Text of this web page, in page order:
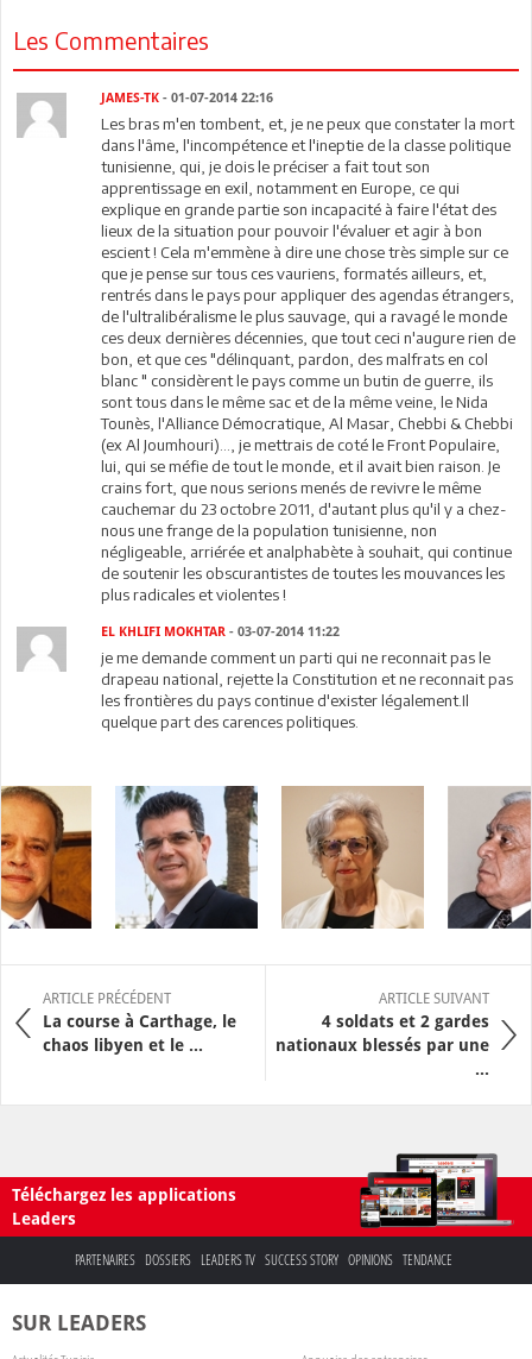
Les Commentaires
JAMES-TK - 01-07-2014 22:16
Les bras m'en tombent, et, je ne peux que constater la mort
dans l'âme, l'incompétence et l'ineptie de la classe politique
tunisienne, qui, je dois le préciser a fait tout son
apprentissage en exil, notamment en Europe, ce qui
explique en grande partie son incapacité à faire l'état des
lieux de la situation pour pouvoir l'évaluer et agir à bon
escient ! Cela m'emmène à dire une chose très simple sur ce
que je pense sur tous ces vauriens, formatés ailleurs, et,
rentrés dans le pays pour appliquer des agendas étrangers,
de l'ultralibéralisme le plus sauvage, qui a ravagé le monde
ces deux dernières décennies, que tout ceci n'augure rien de
bon, et que ces "délinquant, pardon, des malfrats en col
blanc " considèrent le pays comme un butin de guerre, ils
sont tous dans le même sac et de la même veine, le Nida
Tounès, l'Alliance Démocratique, Al Masar, Chebbi & Chebbi
(ex Al Joumhouri)..., je mettrais de coté le Front Populaire,
lui, qui se méfie de tout le monde, et il avait bien raison. Je
crains fort, que nous serions menés de revivre le même
cauchemar du 23 octobre 2011, d'autant plus qu'il y a chez-
nous une frange de la population tunisienne, non
négligeable, arriérée et analphabète à souhait, qui continue
de soutenir les obscurantistes de toutes les mouvances les
plus radicales et violentes !
EL KHLIFI MOKHTAR - 03-07-2014 11:22
je me demande comment un parti qui ne reconnait pas le
drapeau national, rejette la Constitution et ne reconnait pas
les frontières du pays continue d'exister légalement.Il
quelque part des carences politiques.
ARTICLE PRÉCÉDENT
La course à Carthage, le
chaos libyen et le ...
ARTICLE SUIVANT
4 soldats et 2 gardes
nationaux blessés par une
...
Téléchargez les applications
Leaders
PARTENAIRES DOSSIERS LEADERS TV SUCCESS STORY OPINIONS TENDANCE
SUR LEADERS